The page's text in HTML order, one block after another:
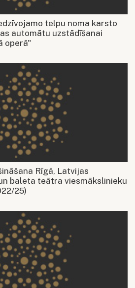
telpu noma karsto
automātu uzstādīšanai
operā"
Rīgā, Latvijas
baleta teātra viesmākslinieku
25)